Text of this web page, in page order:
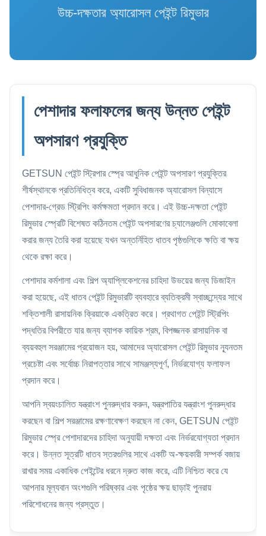
উচ্চ-দক্ষতার অ্যারোসল পেইন্ট রিমুভার
পেশাদার ফলাফলের জন্য উন্নত পেইন্ট
অপসারণ প্রযুক্তি
GETSUN পেইন্ট স্ট্রিপার স্প্রে আধুনিক পেইন্ট অপসারণ প্রযুক্তির
শীর্ষস্থানকে প্রতিনিধিত্ব করে, একটি সুবিধাজনক অ্যারোসল বিন্যাসে
পেশাদার-গ্রেড স্ট্রিপিং কর্মক্ষমতা প্রদান করে। এই উচ্চ-দক্ষতা পেইন্ট
রিমুভার স্প্রেটি বিশেষত কঠিনতম পেইন্ট অপসারণের চ্যালেঞ্জগুলি মোকাবেলা
করার জন্য তৈরি করা হয়েছে যখন অন্তর্নিহিত ধাতব পৃষ্ঠগুলিকে ক্ষতি বা ক্ষয়
থেকে রক্ষা করে।
পেশাদার কর্মশালা এবং শিল্প অ্যাপ্লিকেশনের চাহিদা উভয়ের জন্য ডিজাইন
করা হয়েছে, এই ধাতব পেইন্ট রিমুভারটি ব্যবহারে ব্যতিক্রমী স্বাচ্ছন্দ্যের সাথে
শক্তিশালী রাসায়নিক ক্রিয়াকে একত্রিত করে। প্রথাগত পেইন্ট স্ট্রিপিং
পদ্ধতির বিপরীতে যার জন্য ব্যাপক কায়িক শ্রম, বিপজ্জনক রাসায়নিক বা
ব্যয়বহুল সরঞ্জামের প্রয়োজন হয়, আমাদের অ্যারোসল পেইন্ট রিমুভার ন্যূনতম
প্রচেষ্টা এবং সর্বোচ্চ নিরাপত্তার সাথে সামঞ্জস্যপূর্ণ, নির্ভরযোগ্য ফলাফল
প্রদান করে।
আপনি স্বয়ংচালিত যন্ত্রাংশ পুনরুদ্ধার করুন, যন্ত্রপাতির যন্ত্রাংশ পুনরুদ্ধার
করছেন বা শিল্প সরঞ্জামের রক্ষণাবেক্ষণ করছেন না কেন, GETSUN পেইন্ট
রিমুভার স্প্রে পেশাদারদের চাহিদা অনুযায়ী দক্ষতা এবং নির্ভরযোগ্যতা প্রদান
করে। উন্নত সূত্রটি ধাতব স্তরগুলির সাথে একটি অ-ক্ষয়কারী সম্পর্ক বজায়
রাখার সময় একাধিক পেইন্টের ধরনে দ্রুত কাজ করে, এটি নিশ্চিত করে যে
আপনার মূল্যবান অংশগুলি পরিষ্কার এবং পৃষ্ঠের ক্ষয় ছাড়াই পুনরায়
পরিশোধনের জন্য প্রস্তুত।